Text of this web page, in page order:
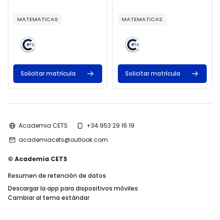
MATEMATICAS
Solicitar matrícula
MATEMATICAS
Solicitar matrícula
Academia CETS
+34 953 29 16 19
academiacets@outlook.com
© Academia CETS
Resumen de retención de datos
Descargar la app para dispositivos móviles
Cambiar al tema estándar